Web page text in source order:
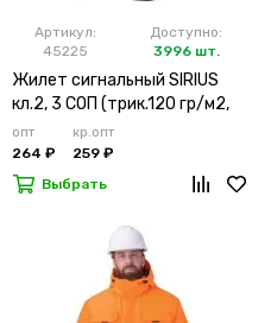
Артикул:
45225
Доступно:
3996 шт.
Жилет сигнальный SIRIUS
кл.2, 3 СОП (трик.120 гр/м2,
карманы) оранжевый
опт
264 ₽
кр.опт
259 ₽
Выбрать